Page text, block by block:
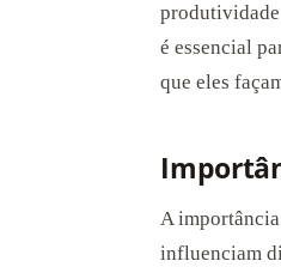
produtividade
é essencial
que eles
A
influenciam